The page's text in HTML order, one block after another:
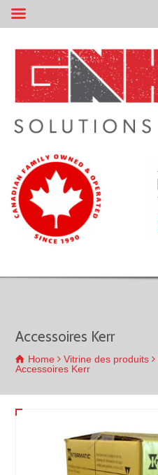
Accessoires Kerr
Home Vitrine des produits
Accessoires Kerr